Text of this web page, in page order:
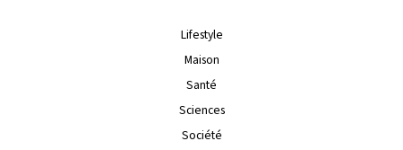
Lifestyle
Maison
Santé
Sciences
Société